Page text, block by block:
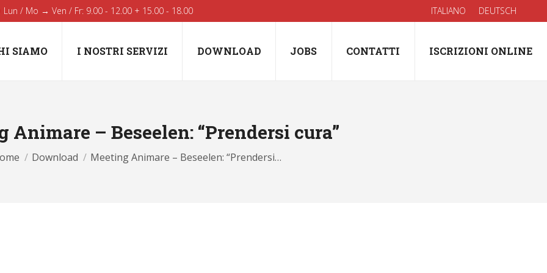
Lun / Mo → Ven / Fr: 9.00 - 12.00 + 15.00 - 18.00 ITALIANO DEUTSCH
SIAMO I NOSTRI SERVIZI DOWNLOAD JOBS CONTATTI ISCRIZIONI ONLINE
Animare – Beseelen: “Prendersi cura”
are here:
Download Meeting Animare – Beseelen: “Prendersi…